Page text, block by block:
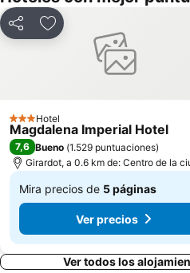
CompartirAgregar a favoritos
3 Estrellas
Hotel
Magdalena Imperial Hotel
7,6 Bueno (1.529 puntuaciones)
Girardot, a 0.6 km de: Centro de la
Mira precios de 5 páginas
De
$ 99.269Ver precios
Ver todos los